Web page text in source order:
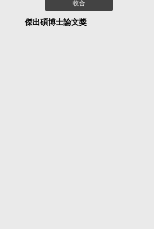
收合
傑出碩博士論文獎